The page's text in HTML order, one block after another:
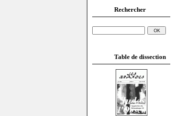
Rechercher
Table de dissection